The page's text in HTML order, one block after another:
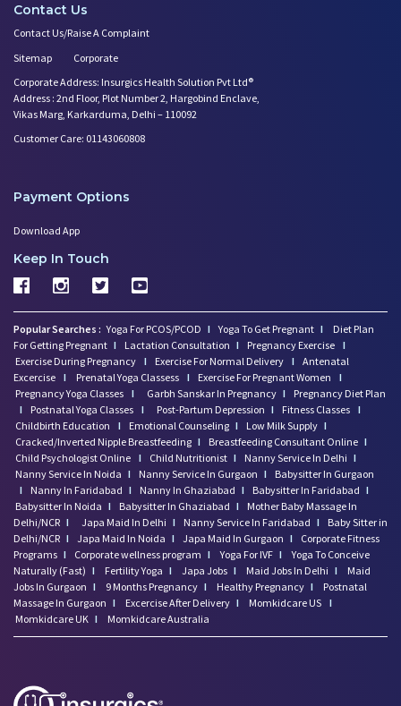
Contact Us
Contact Us/Raise A Complaint
Sitemap
Corporate
Corporate Address: Insurgics Health Solution Pvt Ltd®
Address : 2nd Floor, Plot Number 2, Hargobind Enclave,
Vikas Marg, Karkarduma, Delhi – 110092
Customer Care: 01143060808
Payment Options
Download App
Keep In Touch
Popular Searches : Yoga For PCOS/PCOD I Yoga To Get Pregnant I
Diet Plan
For Getting Pregnant I Lactation Consultation I Pregnancy Exercise I
Exercise During Pregnancy I Exercise For Normal Delivery I Antenatal
Excercise I Prenatal Yoga Classess I Exercise For Pregnant Women
I
Pregnancy Yoga Classes I Garbh Sanskar In Pregnancy I
Pregnancy Diet Plan
I
Postnatal Yoga Classes I Post-Partum Depression I Fitness Classes I
Childbirth Education
I Emotional Counseling I Low Milk Supply I
Cracked/Inverted Nipple Breastfeeding I Breastfeeding Consultant Online I
Child Psychologist Online I Child Nutritionist I Nanny Service In Delhi I
Nanny Service In Noida I Nanny Service In Gurgaon I
Babysitter In Gurgaon
I
Nanny In Faridabad I Nanny In Ghaziabad I Babysitter In Faridabad I
Babysitter In Noida I Babysitter In Ghaziabad I
Mother Baby Massage In
Delhi/NCR I Japa Maid In Delhi I Nanny Service In Faridabad I
Baby Sitter in
Delhi/NCR I Japa Maid In Noida I Japa Maid In Gurgaon I
Corporate Fitness
Programs I Corporate wellness program I Yoga For IVF I
Yoga To Conceive
Naturally (Fast) I Fertility Yoga I Japa Jobs I Maid Jobs In Delhi I
Maid
Jobs In Gurgaon I 9 Months Pregnancy I Healthy Pregnancy I
Postnatal
Massage In Gurgaon I Excercise After Delivery I Momkidcare US I
Momkidcare UK I Momkidcare Australia